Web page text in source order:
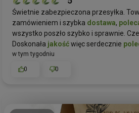
Świetnie zabezpieczona przesyłka.
zamówieniem i szybka dostawa,
wszystko poszło szybko i sprawnie.
Doskonała jakośćwięc serdecznie
w tym tygodniu
0 0